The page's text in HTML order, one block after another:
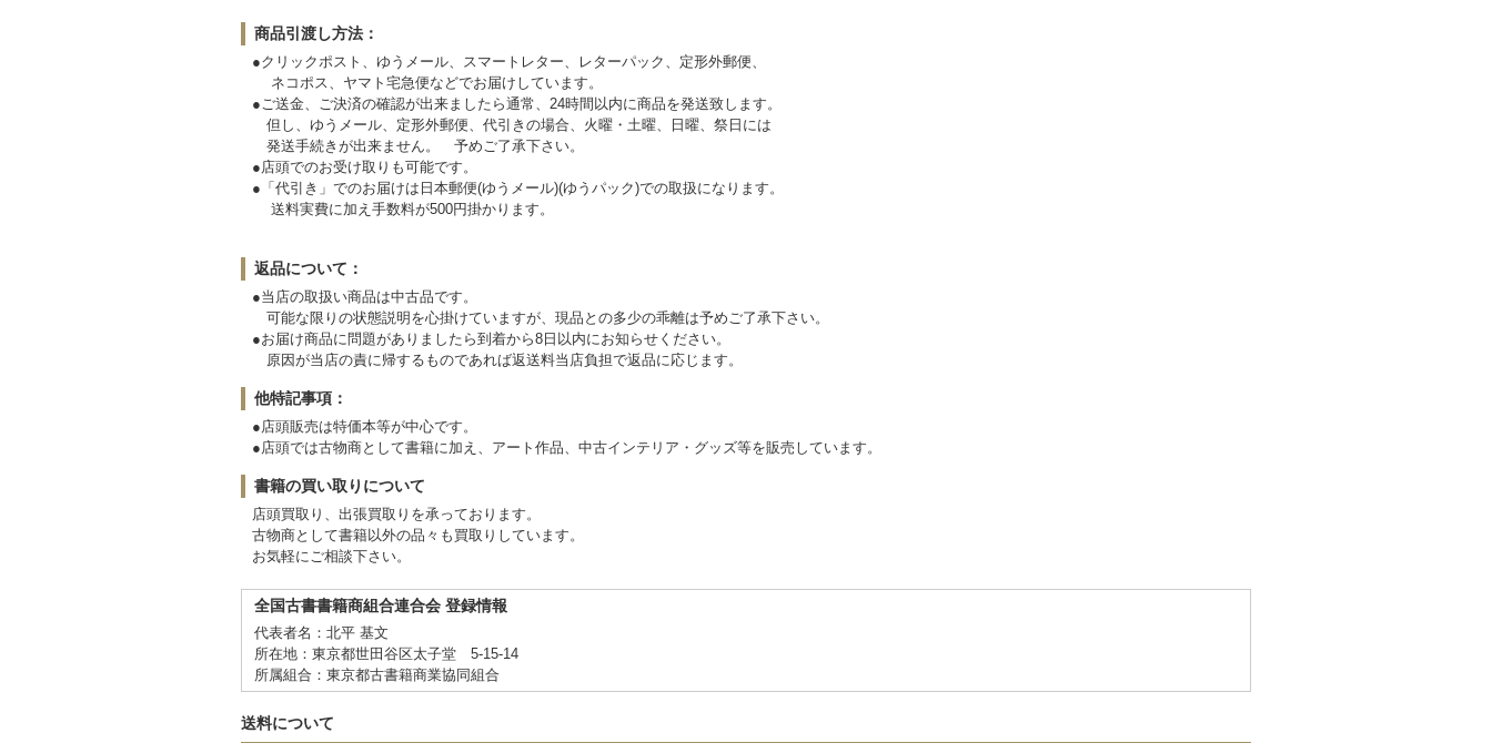
商品引渡し方法：
●クリックポスト、ゆうメール、スマートレター、レターパック、定形外郵便、
ネコポス、ヤマト宅急便などでお届けしています。
●ご送金、ご決済の確認が出来ましたら通常、24時間以内に商品を発送致します。
但し、ゆうメール、定形外郵便、代引きの場合、火曜・土曜、日曜、祭日には
発送手続きが出来ません。 予めご了承下さい。
●店頭でのお受け取りも可能です。
●「代引き」でのお届けは日本郵便(ゆうメール)(ゆうパック)での取扱になります。
送料実費に加え手数料が500円掛かります。
返品について：
●当店の取扱い商品は中古品です。
可能な限りの状態説明を心掛けていますが、現品との多少の乖離は予めご了承下さい。
●お届け商品に問題がありましたら到着から8日以内にお知らせください。
原因が当店の責に帰するものであれば返送料当店負担で返品に応じます。
他特記事項：
●店頭販売は特価本等が中心です。
●店頭では古物商として書籍に加え、アート作品、中古インテリア・グッズ等を販売しています。
書籍の買い取りについて
店頭買取り、出張買取りを承っております。
古物商として書籍以外の品々も買取りしています。
お気軽にご相談下さい。
全国古書書籍商組合連合会 登録情報
代表者名：北平 基文
所在地：東京都世田谷区太子堂 5-15-14
所属組合：東京都古書籍商業協同組合
送料について